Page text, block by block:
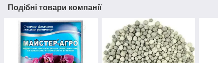
Подібні товари компанії